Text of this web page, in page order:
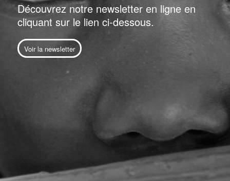
Découvrez notre newsletter en ligne en
cliquant sur le lien ci-dessous.
Voir la newsletter